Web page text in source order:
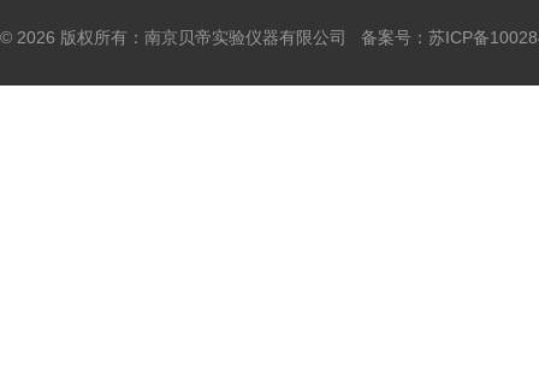
© 2026 版权所有：南京贝帝实验仪器有限公司 备案号： 苏ICP备